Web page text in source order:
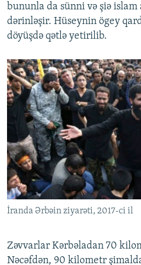
bununla da sünni və şiə islam
dərinləşir. Hüseynin ögey
döyüşdə qətlə yetirilib.
İranda Ərbəin ziyarəti, 2017-ci il
Zəvvarlar Kərbəladan 70
Nəcəfdən, 90 kilometr